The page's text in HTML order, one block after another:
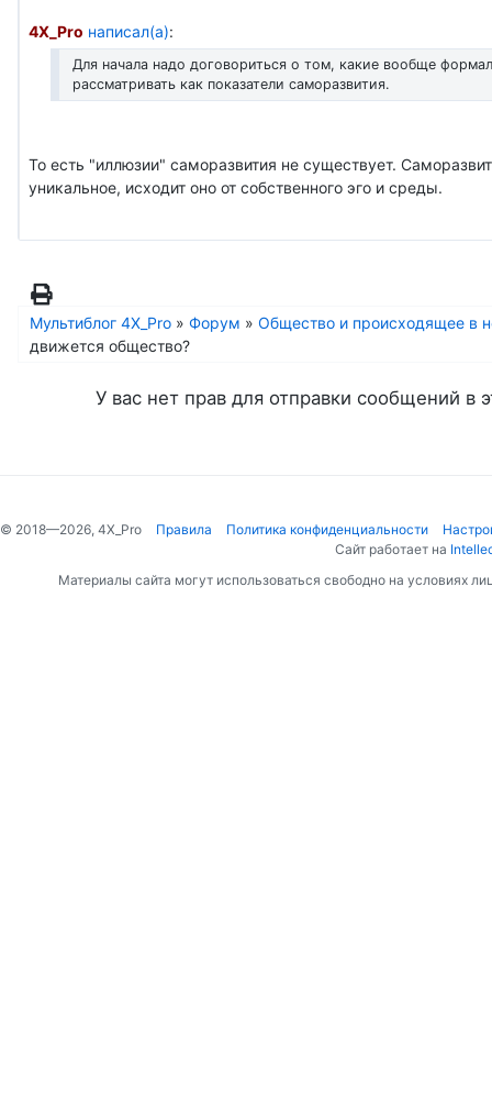
4X_Pro написал(а):
Для начала надо договориться о том, какие вообще
рассматривать как показатели саморазвития.
То есть "иллюзии" саморазвития не существует.
уникальное, исходит оно от собственного эго и среды.
Мультиблог 4X_Pro » Форум » Общество и происходящее в
движется общество?
У вас нет прав для отправки сообщений в
© 2018—2026, 4X_Pro Правила Политика конфиденциальности
Сайт работает на
Материалы сайта могут использоваться свободно на условиях